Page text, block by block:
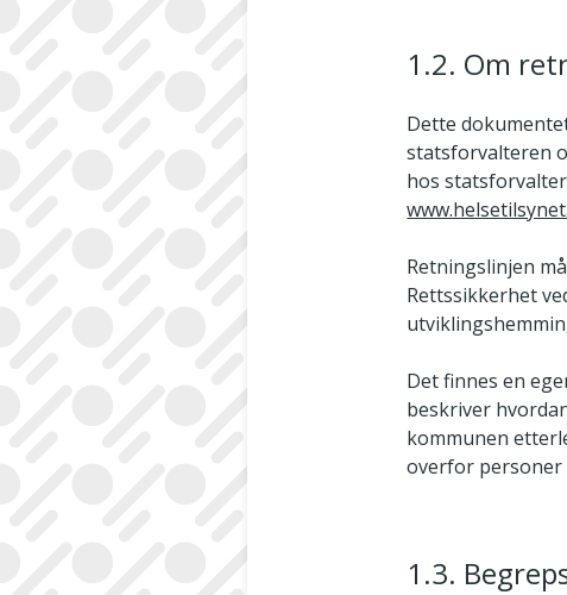
1.2. Om
Dette
statsforvalteren
hos
Retningslinjen
Rettssikkerhet
Det finnes en
beskriver
kommunen
overfor personer
1.3.